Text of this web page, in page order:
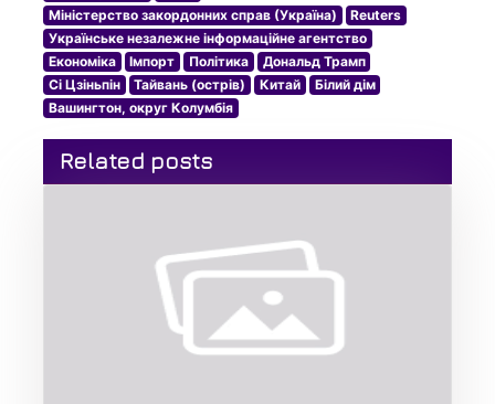
Міністерство закордонних справ (Україна)
Reuters
Українське незалежне інформаційне агентство
Економіка
Імпорт Політика
Дональд Трамп
Сі Цзіньпін
Тайвань (острів) Китай
Білий дім
Вашингтон, округ Колумбія
Related posts